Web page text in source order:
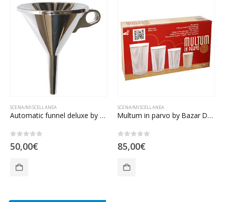
SCENA/MISCELLANEA
Automatic funnel deluxe by Bazar De Magia – Crom.
50,00€
SCENA/MISCELLANEA
Multum in parvo by Bazar De Magia
85,00€